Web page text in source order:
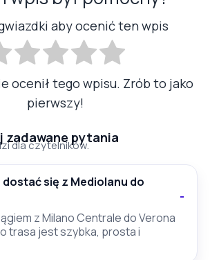
aby ocenić ten wpis
ocenił tego wpisu. Zrób to jako
pierwszy!
zadawane pytania
dla czytelników.
dostać się z Mediolanu do
z Milano Centrale do Verona
trasa jest szybka, prosta i